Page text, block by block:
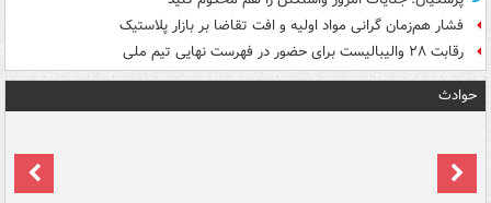
فشار هم‌زمان گرانی مواد اولیه و افت تقاضا بر بازار پلاستیک
رقابت ۲۸ والیبالیست برای حضور در فهرست نهایی تیم ملی
حوادث